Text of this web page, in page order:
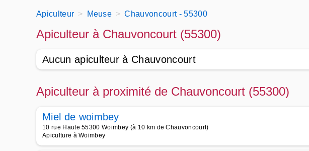
Apiculteur Meuse Chauvoncourt - 55300
Apiculteur à Chauvoncourt (55300)
Aucun apiculteur à Chauvoncourt
Apiculteur à proximité de Chauvoncourt (55300)
Miel de woimbey
10 rue Haute 55300 Woimbey (à 10 km de Chauvoncourt)
Apiculture à Woimbey